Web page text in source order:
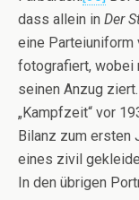
dass allein in Der
eine Parteiuniform
fotografiert, wobei
seinen Anzug
„Kampfzeit“ vor
Bilanz zum ersten
eines zivil
In den übrigen